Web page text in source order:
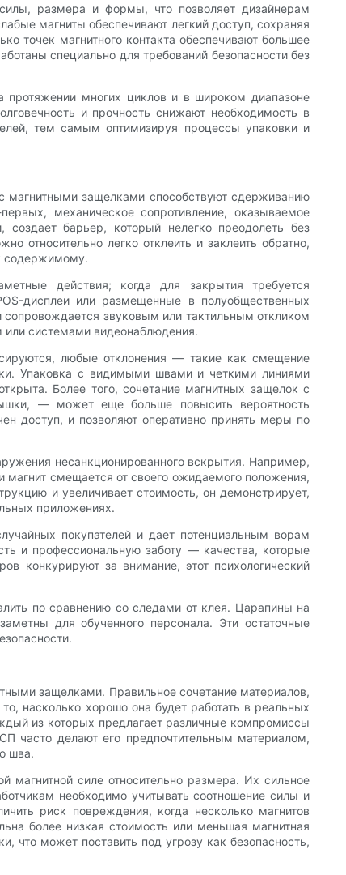
размера и формы, что позволяет дизайнерам
магниты обеспечивают легкий доступ, сохраняя
точек магнитного контакта обеспечивают большее
специально для требований безопасности без
протяжении многих циклов и в широком диапазоне
и прочность снижают необходимость в
тем самым оптимизируя процессы упаковки и
магнитными защелками способствуют сдерживанию
механическое сопротивление, оказываемое
барьер, который нелегко преодолеть без
относительно легко отклеить и заклеить обратно,
содержимому.
действия; когда для закрытия требуется
дисплеи или размещенные в полуобщественных
звуковым или тактильным откликом
или системами видеонаблюдения.
любые отклонения — такие как смещение
Упаковка с видимыми швами и четкими линиями
Более того, сочетание магнитных защелок с
— может еще больше повысить вероятность
доступ, и позволяют оперативно принять меры по
несанкционированного вскрытия. Например,
магнит смещается от своего ожидаемого положения,
и увеличивает стоимость, он демонстрирует,
приложениях.
покупателей и дает потенциальным ворам
и профессиональную заботу — качества, которые
конкурируют за внимание, этот психологический
по сравнению со следами от клея. Царапины на
для обученного персонала. Эти остаточные
защелками. Правильное сочетание материалов,
насколько хорошо она будет работать в реальных
из которых предлагает различные компромиссы
часто делают его предпочтительным материалом,
шва.
силе относительно размера. Их сильное
необходимо учитывать соотношение силы и
риск повреждения, когда несколько магнитов
более низкая стоимость или меньшая магнитная
что может поставить под угрозу как безопасность,